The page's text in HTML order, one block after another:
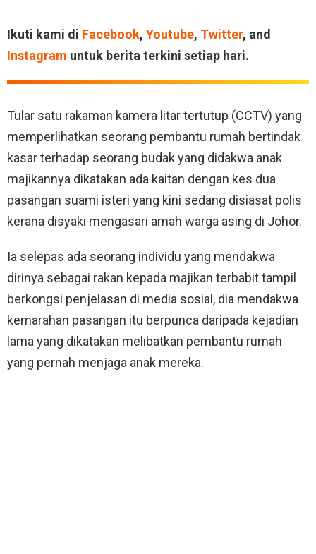
Ikuti kami di Facebook, Youtube, Twitter, and
Instagram untuk berita terkini setiap hari.
Tular satu rakaman kamera litar tertutup (CCTV) yang
memperlihatkan seorang pembantu rumah bertindak
kasar terhadap seorang budak yang didakwa anak
majikannya dikatakan ada kaitan dengan kes dua
pasangan suami isteri yang kini sedang disiasat polis
kerana disyaki mengasari amah warga asing di Johor.
Ia selepas ada seorang individu yang mendakwa
dirinya sebagai rakan kepada majikan terbabit tampil
berkongsi penjelasan di media sosial, dia mendakwa
kemarahan pasangan itu berpunca daripada kejadian
lama yang dikatakan melibatkan pembantu rumah
yang pernah menjaga anak mereka.